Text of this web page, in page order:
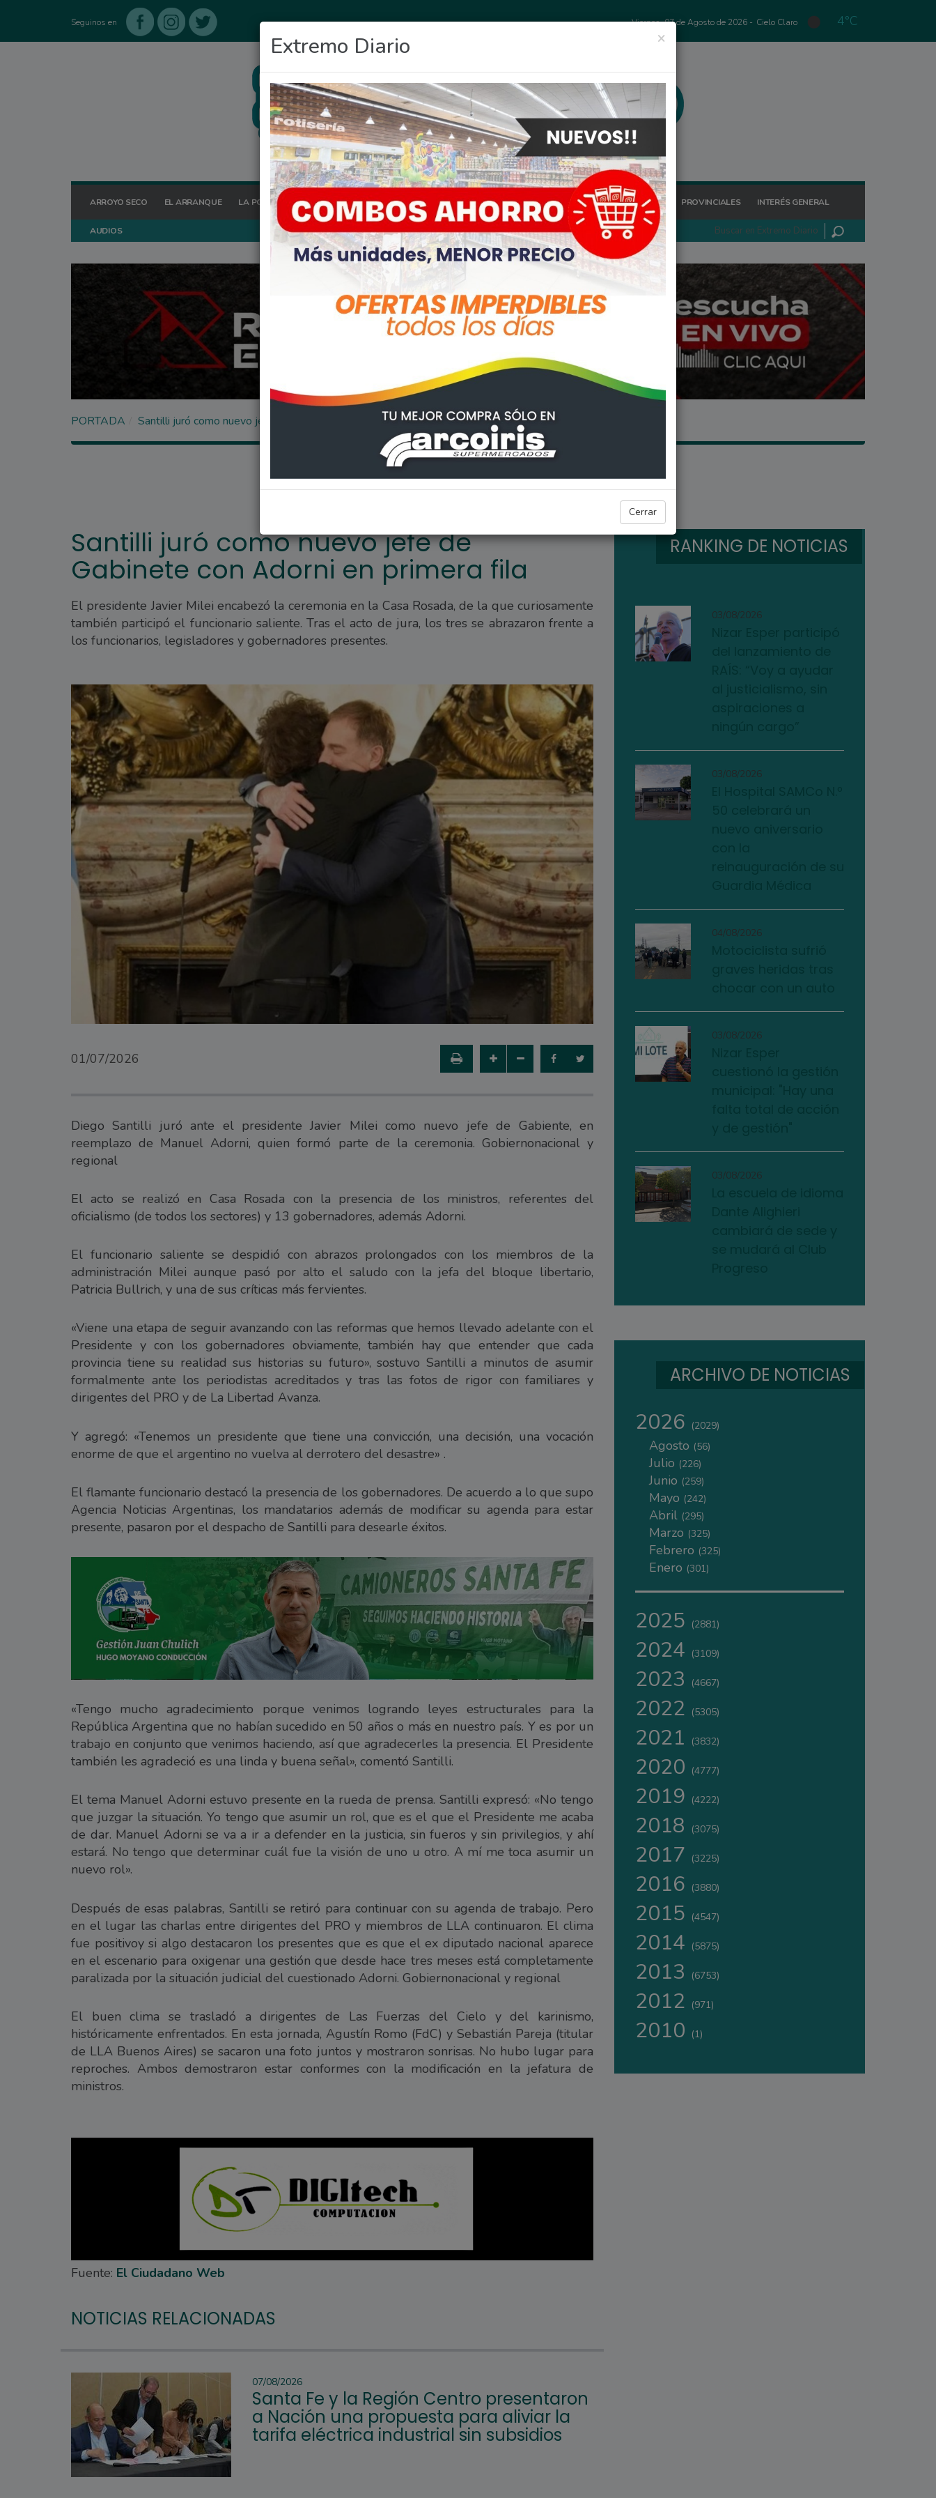
Seguinos en Viernes, 07 de Agosto de 2026 - Cielo Claro 4°C
ARROYO SECO EL ARRANQUE LA POSTA HOY OCIO DEPORTES FIGHIERA GENERAL LAGOS POLICIALES REGIONALES PROVINCIALES INTERÉS GENERAL
AUDIOS
×
Extremo Diario
Cerrar
PORTADA Santilli juró como nuevo jefe de Gabinete con Adorni en primera fila
INTERÉS GENERAL
Santilli juró como nuevo jefe de
Gabinete con Adorni en primera fila
El presidente Javier Milei encabezó la ceremonia en la Casa Rosada, de la que curiosamente
también participó el funcionario saliente. Tras el acto de jura, los tres se abrazaron frente a
los funcionarios, legisladores y gobernadores presentes.
01/07/2026
Diego Santilli juró ante el presidente Javier Milei como nuevo jefe de Gabiente, en
reemplazo de Manuel Adorni, quien formó parte de la ceremonia. Gobiernonacional y
regional
El acto se realizó en Casa Rosada con la presencia de los ministros, referentes del
oficialismo (de todos los sectores) y 13 gobernadores, además Adorni.
El funcionario saliente se despidió con abrazos prolongados con los miembros de la
administración Milei aunque pasó por alto el saludo con la jefa del bloque libertario,
Patricia Bullrich, y una de sus críticas más fervientes.
«Viene una etapa de seguir avanzando con las reformas que hemos llevado adelante con el
Presidente y con los gobernadores obviamente, también hay que entender que cada
provincia tiene su realidad sus historias su futuro», sostuvo Santilli a minutos de asumir
formalmente ante los periodistas acreditados y tras las fotos de rigor con familiares y
dirigentes del PRO y de La Libertad Avanza.
Y agregó: «Tenemos un presidente que tiene una convicción, una decisión, una vocación
enorme de que el argentino no vuelva al derrotero del desastre» .
El flamante funcionario destacó la presencia de los gobernadores. De acuerdo a lo que supo
Agencia Noticias Argentinas, los mandatarios además de modificar su agenda para estar
presente, pasaron por el despacho de Santilli para desearle éxitos.
«Tengo mucho agradecimiento porque venimos logrando leyes estructurales para la
República Argentina que no habían sucedido en 50 años o más en nuestro país. Y es por un
trabajo en conjunto que venimos haciendo, así que agradecerles la presencia. El Presidente
también les agradeció es una linda y buena señal», comentó Santilli.
El tema Manuel Adorni estuvo presente en la rueda de prensa. Santilli expresó: «No tengo
que juzgar la situación. Yo tengo que asumir un rol, que es el que el Presidente me acaba
de dar. Manuel Adorni se va a ir a defender en la justicia, sin fueros y sin privilegios, y ahí
estará. No tengo que determinar cuál fue la visión de uno u otro. A mí me toca asumir un
nuevo rol».
Después de esas palabras, Santilli se retiró para continuar con su agenda de trabajo. Pero
en el lugar las charlas entre dirigentes del PRO y miembros de LLA continuaron. El clima
fue positivoy si algo destacaron los presentes que es que el ex diputado nacional aparece
en el escenario para oxigenar una gestión que desde hace tres meses está completamente
paralizada por la situación judicial del cuestionado Adorni. Gobiernonacional y regional
El buen clima se trasladó a dirigentes de Las Fuerzas del Cielo y del karinismo,
históricamente enfrentados. En esta jornada, Agustín Romo (FdC) y Sebastián Pareja (titular
de LLA Buenos Aires) se sacaron una foto juntos y mostraron sonrisas. No hubo lugar para
reproches. Ambos demostraron estar conformes con la modificación en la jefatura de
ministros.
Fuente: El Ciudadano Web
NOTICIAS RELACIONADAS
07/08/2026
Santa Fe y la Región Centro presentaron
a Nación una propuesta para aliviar la
tarifa eléctrica industrial sin subsidios
RANKING DE NOTICIAS
03/08/2026
03/08/2026
04/08/2026
03/08/2026
03/08/2026
ARCHIVO DE NOTICIAS
2026 (2029)
Agosto (56)
Julio (226)
Junio (259)
Mayo (242)
Abril (295)
Marzo (325)
Febrero (325)
Enero (301)
2025 (2881)
2024 (3109)
2023 (4667)
2022 (5305)
2021 (3832)
2020 (4777)
2019 (4222)
2018 (3075)
2017 (3225)
2016 (3880)
2015 (4547)
2014 (5875)
2013 (6753)
2012 (971)
2010 (1)